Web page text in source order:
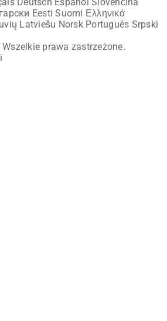
Eesti Suomi Ελληνικά
Latviešu Norsk Português Srpski
prawa zastrzeżone.